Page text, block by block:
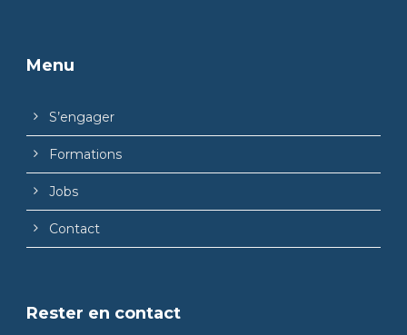
Menu
S’engager
Formations
Jobs
Contact
Rester en contact